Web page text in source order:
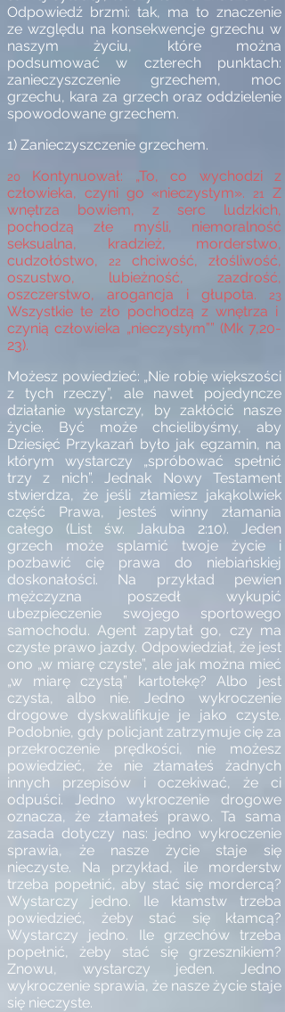
Odpowiedź brzmi: tak, ma to znaczenie
ze względu na konsekwencje grzechu w
naszym życiu, które można
podsumować w czterech punktach:
zanieczyszczenie grzechem, moc
grzechu, kara za grzech oraz oddzielenie
spowodowane grzechem.
1) Zanieczyszczenie grzechem.
20
Kontynuował: „To, co wychodzi z
człowieka, czyni go «nieczystym».21
Z
wnętrza bowiem, z serc ludzkich,
pochodzą złe myśli, niemoralność
seksualna, kradzież, morderstwo,
cudzołóstwo,
22
chciwość, złośliwość,
oszustwo, lubieżność, zazdrość,
oszczerstwo, arogancja i głupota.
23
Wszystkie te zło pochodzą z wnętrza i
czynią człowieka „nieczystym”” (Mk 7,20-
23).
Możesz powiedzieć: „Nie robię większości
z tych rzeczy”, ale nawet pojedyncze
działanie wystarczy, by zakłócić nasze
życie. Być może chcielibyśmy, aby
Dziesięć Przykazań było jak egzamin, na
którym wystarczy „spróbować spełnić
trzy z nich”. Jednak Nowy Testament
stwierdza, że jeśli złamiesz jakąkolwiek
część Prawa, jesteś winny złamania
całego (List św. Jakuba 2:10). Jeden
grzech może splamić twoje życie i
pozbawić cię prawa do niebiańskiej
doskonałości. Na przykład pewien
mężczyzna poszedł wykupić
ubezpieczenie swojego sportowego
samochodu. Agent zapytał go, czy ma
czyste prawo jazdy. Odpowiedział, że jest
ono „w miarę czyste”, ale jak można mieć
„w miarę czystą” kartotekę? Albo jest
czysta, albo nie. Jedno wykroczenie
drogowe dyskwalifikuje je jako czyste.
Podobnie, gdy policjant zatrzymuje cię za
przekroczenie prędkości, nie możesz
powiedzieć, że nie złamałeś żadnych
innych przepisów i oczekiwać, że ci
odpuści. Jedno wykroczenie drogowe
oznacza, że złamałeś prawo. Ta sama
zasada dotyczy nas: jedno wykroczenie
sprawia, że nasze życie staje się
nieczyste. Na przykład, ile morderstw
trzeba popełnić, aby stać się mordercą?
Wystarczy jedno. Ile kłamstw trzeba
powiedzieć, żeby stać się kłamcą?
Wystarczy jedno. Ile grzechów trzeba
popełnić, żeby stać się grzesznikiem?
Znowu, wystarczy jeden. Jedno
wykroczenie sprawia, że nasze życie staje
się nieczyste.